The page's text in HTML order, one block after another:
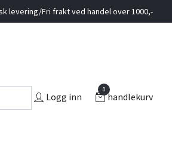
levering/Fri frakt ved handel over 1000,-
Logg inn
0
handlekurv